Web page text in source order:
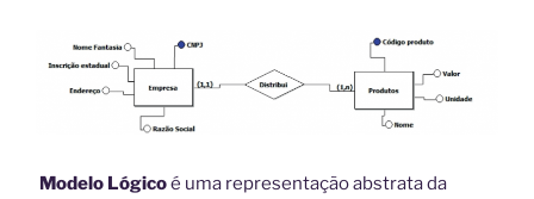
Modelo Lógicoé uma representação abstrata da